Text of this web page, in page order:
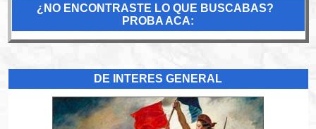
¿NO ENCONTRASTE LO QUE BUSCABAS?
PROBA ACA:
DE INTERES GENERAL